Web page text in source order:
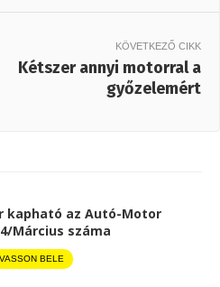
KÖVETKEZŐ CIKK
Kétszer annyi motorral a
győzelemért
kapható az Autó-Motor
Március száma
BELE